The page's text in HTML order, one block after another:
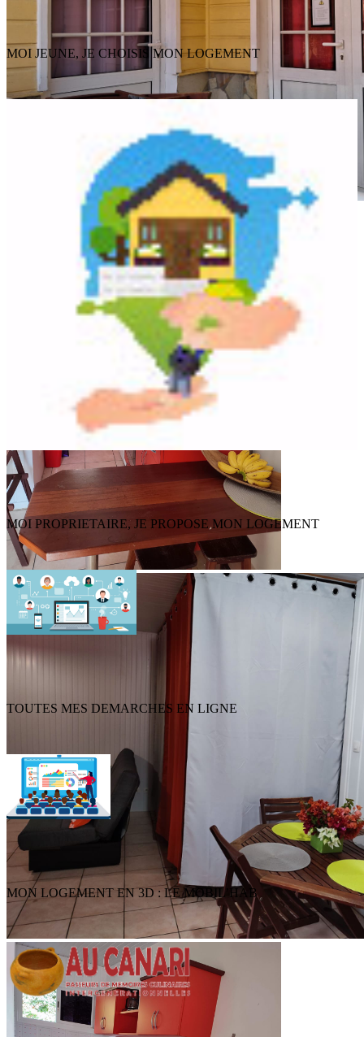
MOI JEUNE, JE CHOISIS MON LOGEMENT
MOI PROPRIETAIRE, JE PROPOSE MON LOGEMENT
TOUTES MES DEMARCHES EN LIGNE
MON LOGEMENT EN 3D : LE MOBIL’HAB